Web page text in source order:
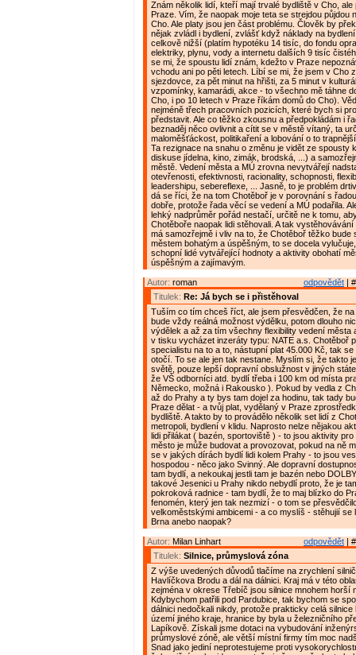
Znám několik lidí, kteří mají trvalé bydliště v Cho,
Praze. Vím, že naopak moje teta se strejdou půjdou
Cho. Ale platy jsou jen část problému. Člověk by
nějak zvládl i bydlení, zvlášť když náklady na
celkově nižší (platím hypotéku 14 tisíc, do fondu
elektriky, plynu, vody a internetu dalších 9 tisíc
se mi, že spoustu lidí znám, kdežto v Praze
vchodu ani po pěti letech. Líbí se mi, že jsem v Cho
sjezdovce, za pět minut na hřišti, za 5 minut v
vzpomínky, kamarádi, akce - to všechno mě táhne
Cho, i po 10 letech v Praze říkám domů do Cho).
nejméně třech pracovních pozicích, které bych si
představit. Ale co těžko zkousnu a předpokládám i
beznaděj něco ovlivnit a cítit se v městě vítaný, ta
maloměšťáckost, politikaření a lobování o to
Ta rezignace na snahu o změnu je vidět ze spousty
diskuse jídelna, kino, zimák, brodská, ...) a
městě. Vedení města a MÚ zrovna nevytvářejí
otevřenosti, efektivnosti, racionality, schopnosti,
leadershipu, sebereflexe, ... Jasně, to je problém
dá se říci, že na tom Chotěboř je v porovnání s
dobře, protože řada věcí se vedení a MÚ podařila.
lehký nadprůměr pořád nestačí, určitě ne k tomu,
Chotěboře naopak lidi stěhovali. A tak vystěhovávání
má samozřejmě i vliv na to, že Chotěboř těžko bude
městem bohatým a úspěšným, to se docela
schopní lidé vytvářející hodnoty a aktivity obohatí
úspěšným a zajímavým.
odpovědět |
Autor: roman
Titulek: Re: Já bych se i přistěhoval
Tuším co tím chceš říct, ale jsem přesvědčen, že
bude vždy reálná možnost výdělku, potom dlouho
výdělek a až za tím všechny flexibility vedení města
v tisku vycházet inzeráty typu: NATE a.s. Chotěboř
specialistu na to a to, nástupní plat 45.000 Kč, tak
otočí. To se ale jen tak nestane. Myslím si, že takto
světě, pouze lepší dopravní obslužnost v jiných
že VŠ odborníci atd. bydlí třeba i 100 km od místa
Německo, možná i Rakousko ). Pokud by vedla z
až do Prahy a ty bys tam dojel za hodinu, tak tady
Praze dělat - a tvůj plat, vydělaný v Praze
bydliště. A takto by to provádělo několik set lidí z
metropoli, bydlení v klidu. Naprosto nelze nějakou
lidi přilákat ( bazén, sportoviště ) - to jsou aktivity
město je může budovat a provozovat, pokud na ně
se v jakých dírách bydlí lidi kolem Prahy - to jsou
hospodou - něco jako Svinný. Ale dopravní
tam bydlí, a nekoukaj jestli tam je bazén nebo
takové Jesenici u Prahy nikdo nebydlí proto, že je
pokroková radnice - tam bydlí, že to maj blízko do
fenomén, který jen tak nezmizí - o tom se
velkoměstskými ambicemi - a co myslíš - stěhujií se
Brna anebo naopak?
odpovědět |
Autor: Milan Linhart
Titulek: Silnice, průmyslová zóna
Z výše uvedených důvodů tlačíme na zrychlení
Havlíčkova Brodu a dál na dálnici. Kraj má v této
zejména v okrese Třebíč jsou silnice mnohem horší
Kdybychom patřili pod Pardubice, tak bychom se
dálnici nedočkali nikdy, protože prakticky celá silnice
území jiného kraje, hranice by byla u železničního
Lapíkově. Získali jsme dotaci na vybudování
průmyslové zóně, ale větší místní firmy tím moc
Snad jako jediní neprotestujeme proti